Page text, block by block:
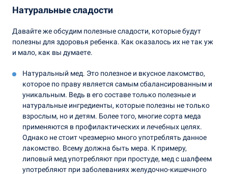
Натуральные сладости
Давайте же обсудим полезные сладости, которые будут
полезны для здоровья ребенка. Как оказалось их не так уж
и мало, как вы думаете.
Натуральный мед. Это полезное и вкусное лакомство,
которое по праву является самым сбалансированным и
уникальным. Ведь в его составе только полезные и
натуральные ингредиенты, которые полезны не только
взрослым, но и детям. Более того, многие сорта меда
применяются в профилактических и лечебных целях.
Однако не стоит чрезмерно много употреблять данное
лакомство. Всему должна быть мера. К примеру,
липовый мед употребляют при простуде, мед с шалфеем
употребляют при заболеваниях желудочно-кишечного